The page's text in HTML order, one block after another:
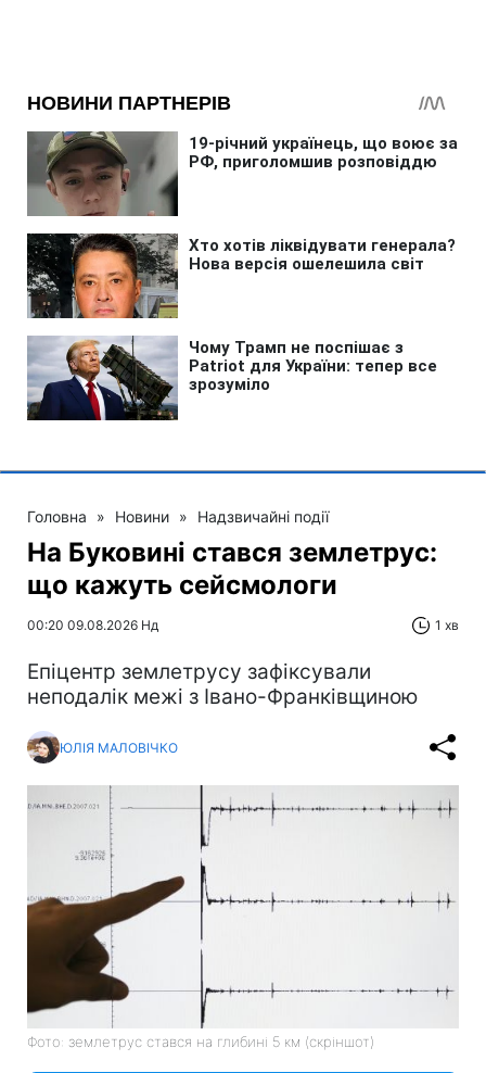
Головна » Новини » Надзвичайні події
На Буковині стався землетрус:
що кажуть сейсмологи
00:20 09.08.2026 Нд 1 хв
Епіцентр землетрусу зафіксували
неподалік межі з Івано-Франківщиною
ЮЛІЯ МАЛОВІЧКО
Фото: землетрус стався на глибині 5 км (скріншот)